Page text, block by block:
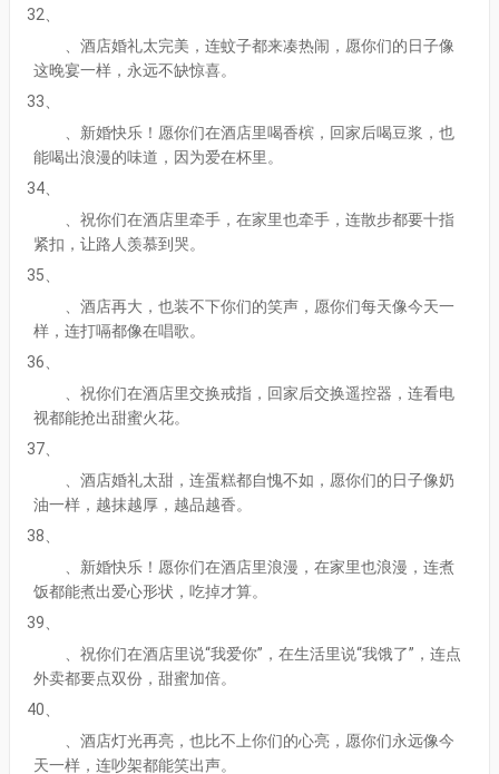
32、
、酒店婚礼太完美，连蚊子都来凑热闹，愿你们的日子像
这晚宴一样，永远不缺惊喜。
33、
、新婚快乐！愿你们在酒店里喝香槟，回家后喝豆浆，也
能喝出浪漫的味道，因为爱在杯里。
34、
、祝你们在酒店里牵手，在家里也牵手，连散步都要十指
紧扣，让路人羡慕到哭。
35、
、酒店再大，也装不下你们的笑声，愿你们每天像今天一
样，连打嗝都像在唱歌。
36、
、祝你们在酒店里交换戒指，回家后交换遥控器，连看电
视都能抢出甜蜜火花。
37、
、酒店婚礼太甜，连蛋糕都自愧不如，愿你们的日子像奶
油一样，越抹越厚，越品越香。
38、
、新婚快乐！愿你们在酒店里浪漫，在家里也浪漫，连煮
饭都能煮出爱心形状，吃掉才算。
39、
、祝你们在酒店里说“我爱你”，在生活里说“我饿了”，连点
外卖都要点双份，甜蜜加倍。
40、
、酒店灯光再亮，也比不上你们的心亮，愿你们永远像今
天一样，连吵架都能笑出声。